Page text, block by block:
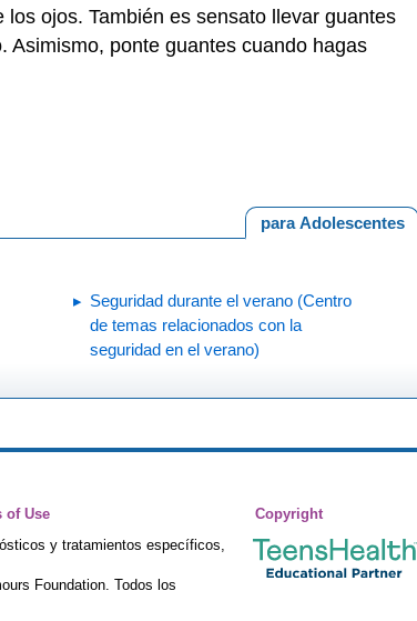
ojos. También es sensato llevar guantes
Asimismo, ponte guantes cuando hagas
para Adolescentes
Seguridad durante el verano (Centro
de temas relacionados con la
seguridad en el verano)
of Use
Copyright
y tratamientos específicos,
Foundation. Todos los